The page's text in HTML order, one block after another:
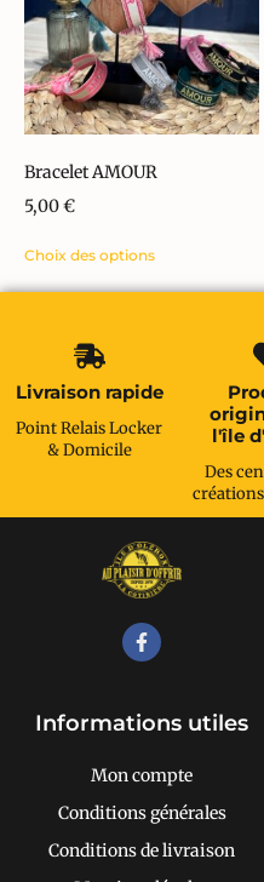
Bracelet AMOUR
5,00€
Choix des options
Livraison rapide
Point Relais Locker
& Domicile
l'île
Des
Informations utiles
Mon compte
Conditions générales
Conditions de livraison